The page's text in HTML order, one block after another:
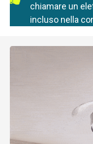
chiamare un
incluso nella